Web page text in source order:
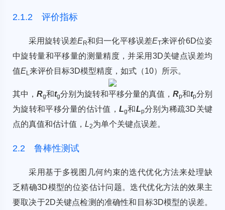
2.1.2 评价指标
采用旋转误差ER和归一化平移误差ET来评价6D位姿
中旋转量和平移量的测量精度，并采用3D关键点误差均
值EL 来评价目标3D模型精度，如式（10）所示。
其中， Rg和tg分别为旋转和平移分量的真值， Rp和tp分别
为旋转和平移分量的估计值， Lg和Lp分别为稀疏3D关键
点的真值和估计值， L2为单个关键点误差。
2.2 鲁棒性测试
采用基于多视图几何约束的迭代优化方法来处理缺
乏精确3D模型的位姿估计问题。迭代优化方法的效果主
要取决于2D关键点检测的准确性和目标3D模型的误差。